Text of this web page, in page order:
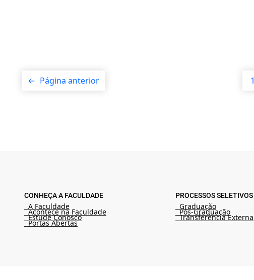
← Página anterior 1
CONHEÇA A FACULDADE
A Faculdade
Acontece na Faculdade
Estude Conosco
Portas Abertas
PROCESSOS SELETIVOS
Graduação
Pós-Graduação
Transferência Externa